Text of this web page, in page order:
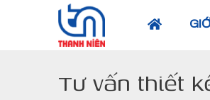
Tư vấn thiết